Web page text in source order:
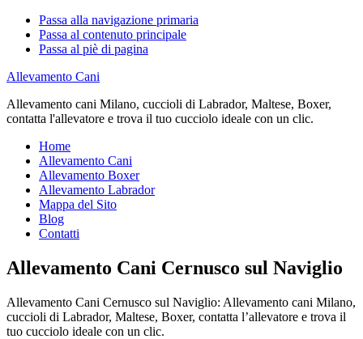
Passa alla navigazione primaria
Passa al contenuto principale
Passa al piè di pagina
Allevamento Cani
Allevamento cani Milano, cuccioli di Labrador, Maltese, Boxer,
contatta l'allevatore e trova il tuo cucciolo ideale con un clic.
Home
Allevamento Cani
Allevamento Boxer
Allevamento Labrador
Mappa del Sito
Blog
Contatti
Allevamento Cani Cernusco sul Naviglio
Allevamento Cani Cernusco sul Naviglio: Allevamento cani Milano,
cuccioli di Labrador, Maltese, Boxer, contatta l’allevatore e trova il
tuo cucciolo ideale con un clic.